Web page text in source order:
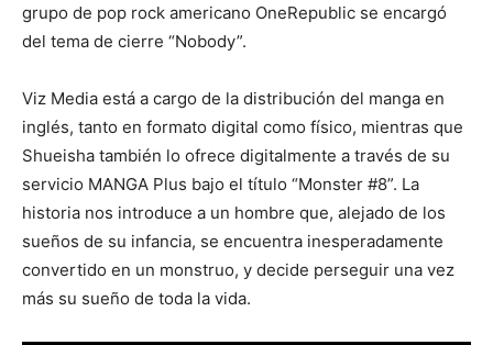
grupo de pop rock americano OneRepublic se encargó
del tema de cierre “Nobody”.
Viz Media está a cargo de la distribución del manga en
inglés, tanto en formato digital como físico, mientras que
Shueisha también lo ofrece digitalmente a través de su
servicio MANGA Plus bajo el título “Monster #8”. La
historia nos introduce a un hombre que, alejado de los
sueños de su infancia, se encuentra inesperadamente
convertido en un monstruo, y decide perseguir una vez
más su sueño de toda la vida.